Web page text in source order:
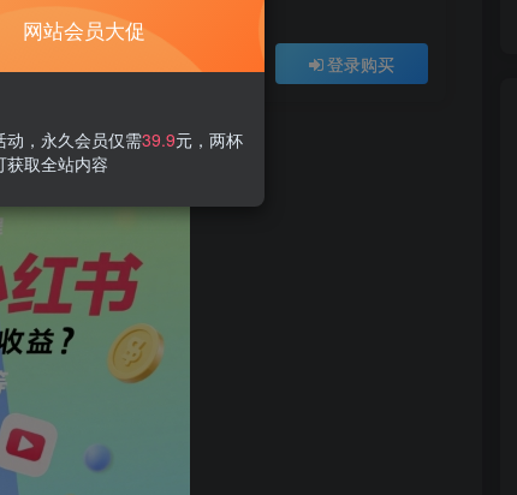
登录购买
网站会员大促
动，永久会员仅需39.9元，两杯
获取全站内容